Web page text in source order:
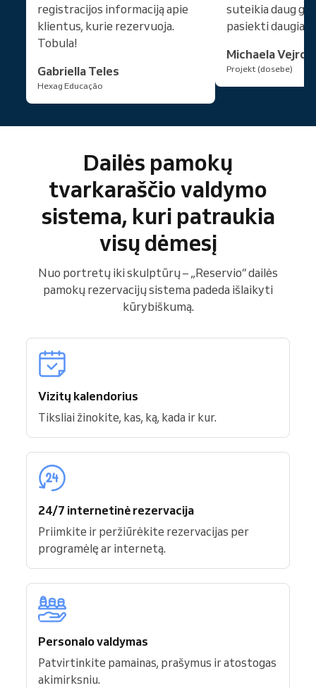
registracijos informaciją apie
klientus, kurie rezervuoja.
Tobula!
Gabriella Teles
Hexag Educação
suteikia daug
pasiekti
Michaela
Projekt (dosebe)
Dailės pamokų
tvarkaraščio valdymo
sistema, kuri patraukia
visų dėmesį
Nuo portretų iki skulptūrų – „Reservio“ dailės
pamokų rezervacijų sistema padeda išlaikyti
kūrybiškumą.
Vizitų kalendorius
Tiksliai žinokite, kas, ką, kada ir kur.
24/7 internetinė rezervacija
Priimkite ir peržiūrėkite rezervacijas per
programėlę ar internetą.
Personalo valdymas
Patvirtinkite pamainas, prašymus ir atostogas
akimirksniu.